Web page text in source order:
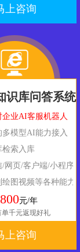
上咨询
识库问答系统
企业AI客服机器人
多模型AI能力接入
检索入库
/网页/客户端/小程序
图视频等各种能力
元/年
单千元返现好礼
上咨询